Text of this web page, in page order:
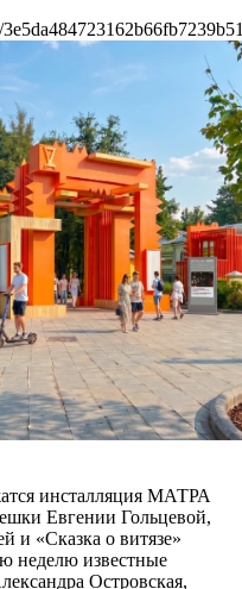
инсталляция МАТРА
Евгении Гольцевой,
и «Сказка о витязе»
неделю известные
Островская,